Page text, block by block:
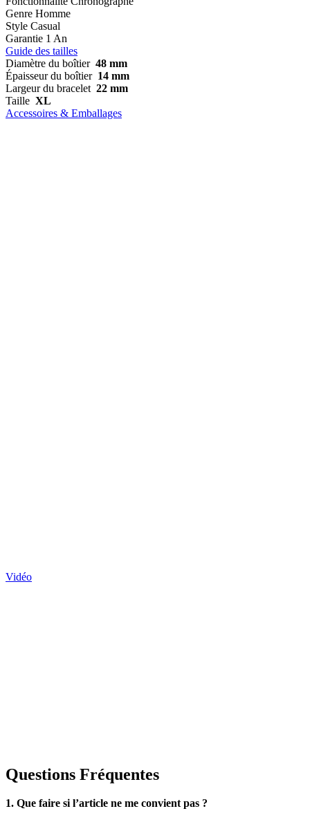
Genre Homme
Style Casual
Garantie 1 An
Guide des tailles
Diamètre du boîtier 48 mm
Épaisseur du boîtier 14 mm
Largeur du bracelet 22 mm
Taille XL
Accessoires & Emballages
Vidéo
Questions Fréquentes
1. Que faire si l’article ne me convient pas ?